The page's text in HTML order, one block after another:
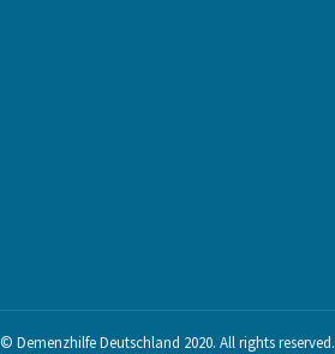
© Demenzhilfe Deutschland 2020. All rights reserved.